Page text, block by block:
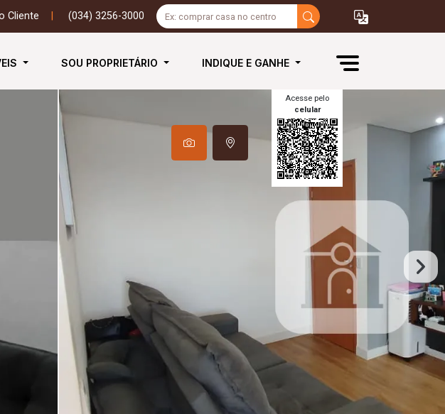
Cliente (034) 3256-3000
SOU PROPRIETÁRIO INDIQUE E GANHE
Acesse pelo
celular